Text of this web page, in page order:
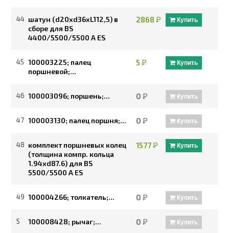
44 шатун (d20xd36xL112,5) в
сборе для BS
4400/5500/5500 A ES
2868Р Купить
45 100003225; палец
поршневой;...
5Р Купить
46 100003096; поршень;... 0Р Купить
47 100003130; палец поршня;... 0Р Купить
48 комплект поршневых колец
(толщина компр. кольца
1.94xd87.6) для BS
5500/5500 A ES
1577Р Купить
49 100004266; толкатель;... 0Р Купить
5 100008428; рычаг;... 0Р Купить